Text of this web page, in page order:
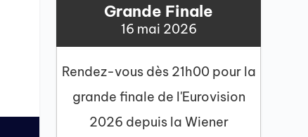
Grande Finale
16 mai 2026
Rendez-vous dès 21h00 pour la
grande finale de l'Eurovision
2026 depuis la Wiener